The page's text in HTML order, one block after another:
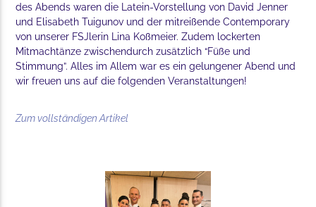
des Abends waren die Latein-Vorstellung von David Jenner
und Elisabeth Tuigunov und der mitreißende Contemporary
von unserer FSJlerin Lina Koßmeier. Zudem lockerten
Mitmachtänze zwischendurch zusätzlich “Füße und
Stimmung”. Alles im Allem war es ein gelungener Abend und
wir freuen uns auf die folgenden Veranstaltungen!
Zum vollständigen Artikel